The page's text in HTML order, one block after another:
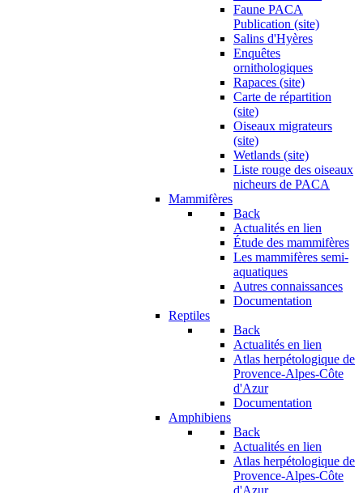
Faune PACA
Publication (site)
Salins d'Hyères
Enquêtes
ornithologiques
Rapaces (site)
Carte de répartition
(site)
Oiseaux migrateurs
(site)
Wetlands (site)
Liste rouge des oiseaux
nicheurs de PACA
Mammifères
Back
Actualités en lien
Étude des mammifères
Les mammifères semi-
aquatiques
Autres connaissances
Documentation
Reptiles
Back
Actualités en lien
Atlas herpétologique de
Provence-Alpes-Côte
d'Azur
Documentation
Amphibiens
Back
Actualités en lien
Atlas herpétologique de
Provence-Alpes-Côte